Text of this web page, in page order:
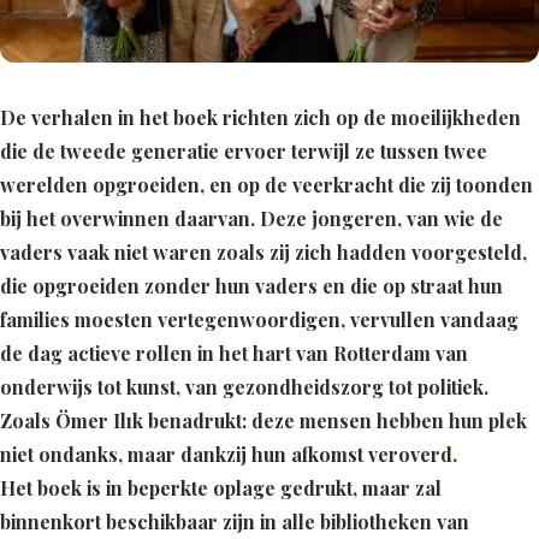
De verhalen in het boek richten zich op de moeilijkheden
die de tweede generatie ervoer terwijl ze tussen twee
werelden opgroeiden, en op de veerkracht die zij toonden
bij het overwinnen daarvan. Deze jongeren, van wie de
vaders vaak niet waren zoals zij zich hadden voorgesteld,
die opgroeiden zonder hun vaders en die op straat hun
families moesten vertegenwoordigen, vervullen vandaag
de dag actieve rollen in het hart van Rotterdam van
onderwijs tot kunst, van gezondheidszorg tot politiek.
Zoals Ömer Ilık benadrukt: deze mensen hebben hun plek
niet ondanks, maar dankzij hun afkomst veroverd.
Het boek is in beperkte oplage gedrukt, maar zal
binnenkort beschikbaar zijn in alle bibliotheken van